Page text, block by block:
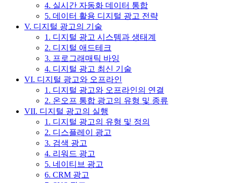
4. 실시간 자동화 데이터 통합
5. 데이터 활용 디지털 광고 전략
V. 디지털 광고의 기술
1. 디지털 광고 시스템과 생태계
2. 디지털 애드테크
3. 프로그래매틱 바잉
4. 디지털 광고 최신 기술
VI. 디지털 광고와 오프라인
1. 디지털 광고와 오프라인의 연결
2. 온오프 통합 광고의 유형 및 종류
VII. 디지털 광고의 실행
1. 디지털 광고의 유형 및 정의
2. 디스플레이 광고
3. 검색 광고
4. 리워드 광고
5. 네이티브 광고
6. CRM 광고